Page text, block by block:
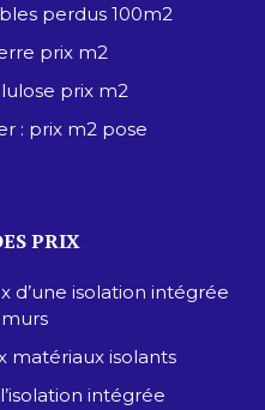
perdus 100m2
prix m2
prix m2
: prix m2 pose
PRIX
d’une isolation intégrée
matériaux isolants
intégrée